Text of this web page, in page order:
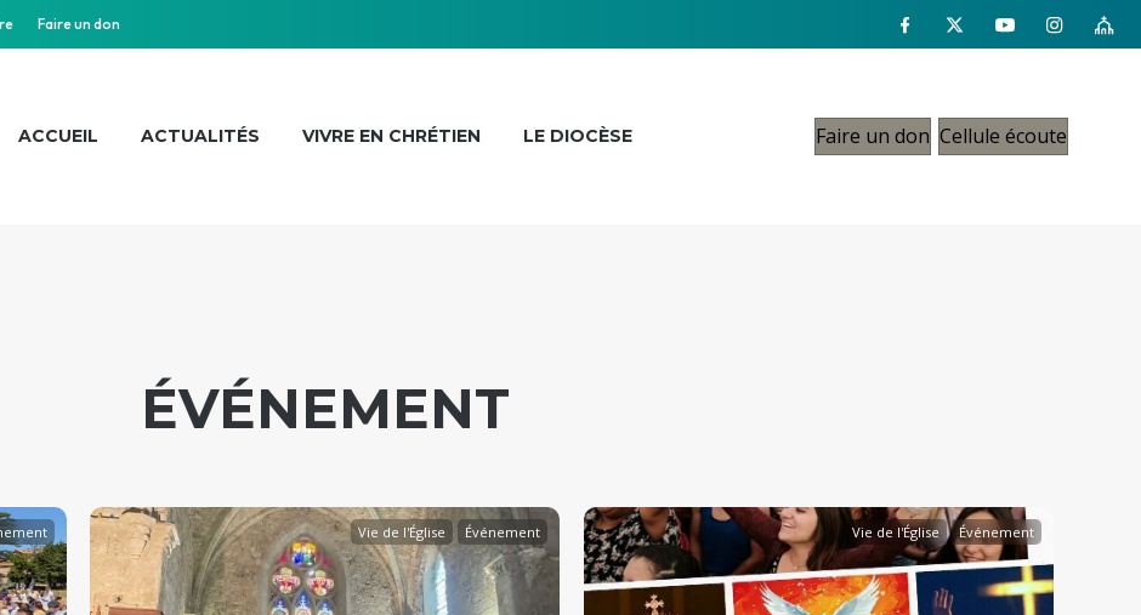
Faire un don
ACCUEIL ACTUALITÉS VIVRE EN CHRÉTIEN LE DIOCÈSE Faire un don Cellule écoute
ÉVÉNEMENT
Vie de l'Église Événement Vie de l'Église Événement